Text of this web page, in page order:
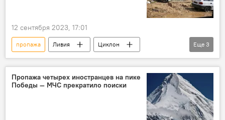
12 сентября 2023, 17:01
пропажа Ливия
Циклон
гибель
В мире
фото
наводнение
Еще 3
Пропажа четырех иностранцев на пике
Победы — МЧС прекратило поиски